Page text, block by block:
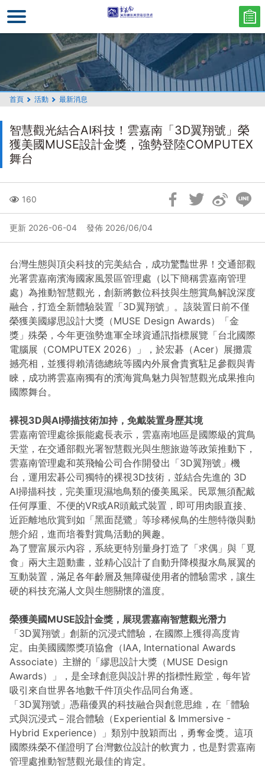
到
主
容
區
塊
首頁 活動 最新消息
智慧觀光結合AI科技！雲嘉南「3D翼翔號」榮
獲美國MUSE設計金獎，強勢登陸COMPUTEX
舞台
160
更新 2026-06-04 發佈 2026/06/04
社
享
台灣生態與頂尖科技的完美結合，成功驚豔世界！交通部觀
光署雲嘉南濱海國家風景區管理處（以下簡稱雲嘉南管理
處）為推動智慧觀光，創新將數位科技與生態賞鳥解說深度
融合，打造全新體驗裝置「3D翼翔號」。該裝置日前不僅
榮獲美國繆思設計大獎（MUSE Design Awards）「金
獎」殊榮，今年更強勢進軍全球資通訊指標展覽「台北國際
電腦展（COMPUTEX 2026）」，於宏碁（Acer）展攤震
撼亮相，並獲得賴清德總統等國內外展會貴賓駐足參觀與青
睞，成功將雲嘉南獨有的濱海賞鳥魅力與智慧觀光成果推向
國際舞台。
裸視3D與AI掃描技術加持，免戴裝置身歷其境
雲嘉南管理處徐振能處長表示，雲嘉南地區是國際級的賞鳥
天堂，在交通部觀光署智慧觀光與生態旅遊等政策推動下，
雲嘉南管理處和英飛輪公司合作開發出「3D翼翔號」機
台，運用宏碁公司獨特的裸視3D技術，並結合先進的 3D
AI掃描科技，完美重現濕地鳥類的優美風采。民眾無須配戴
任何厚重、不便的VR或AR頭戴式裝置，即可用肉眼直接、
近距離地欣賞到如「黑面琵鷺」等珍稀候鳥的生態特徵與動
態介紹，進而培養對賞鳥活動的興趣。
為了豐富展示內容，系統更特別量身打造了「求偶」與「覓
食」兩大主題動畫，並精心設計了自動升降模擬水鳥展翼的
互動裝置，滿足各年齡層及無障礙使用者的體驗需求，讓生
硬的科技充滿人文與生態關懷的溫度。
榮獲美國MUSE設計金獎，展現雲嘉南智慧觀光潛力
「3D翼翔號」創新的沉浸式體驗，在國際上獲得高度肯
定。由美國國際獎項協會（IAA, International Awards
Associate）主辦的「繆思設計大獎（MUSE Design
Awards）」，是全球創意與設計界的指標性殿堂，每年皆
吸引來自世界各地數千件頂尖作品同台角逐。
「3D翼翔號」憑藉優異的科技融合與創意思維，在「體驗
式與沉浸式－混合體驗（Experiential & Immersive -
Hybrid Experience）」類別中脫穎而出，勇奪金獎。這項
國際殊榮不僅證明了台灣數位設計的軟實力，也是對雲嘉南
管理處推動智慧觀光最佳的肯定。